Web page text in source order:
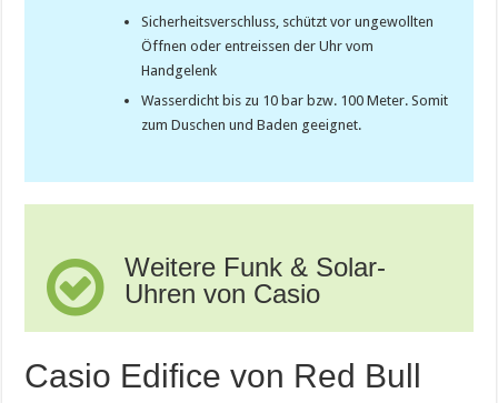
Sicherheitsverschluss, schützt vor ungewollten
Öffnen oder entreissen der Uhr vom
Handgelenk
Wasserdicht bis zu 10 bar bzw. 100 Meter. Somit
zum Duschen und Baden geeignet.
Weitere Funk & Solar-
Uhren von Casio
Casio Edifice von Red Bull